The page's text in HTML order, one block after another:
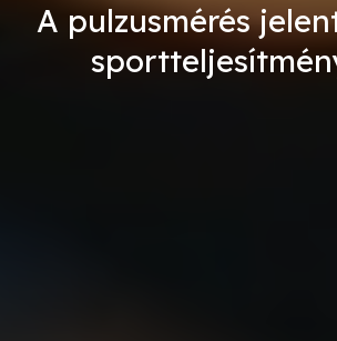
A pulzusmérés